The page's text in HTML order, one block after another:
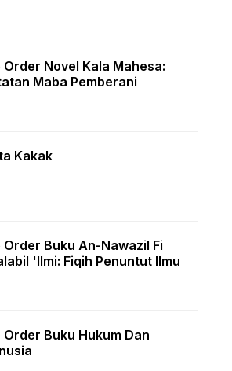
Order Novel Kala Mahesa:
Maba Pemberani
Kakak
Order Buku An-Nawazil Fi
'Ilmi: Fiqih Penuntut Ilmu
Order Buku Hukum Dan